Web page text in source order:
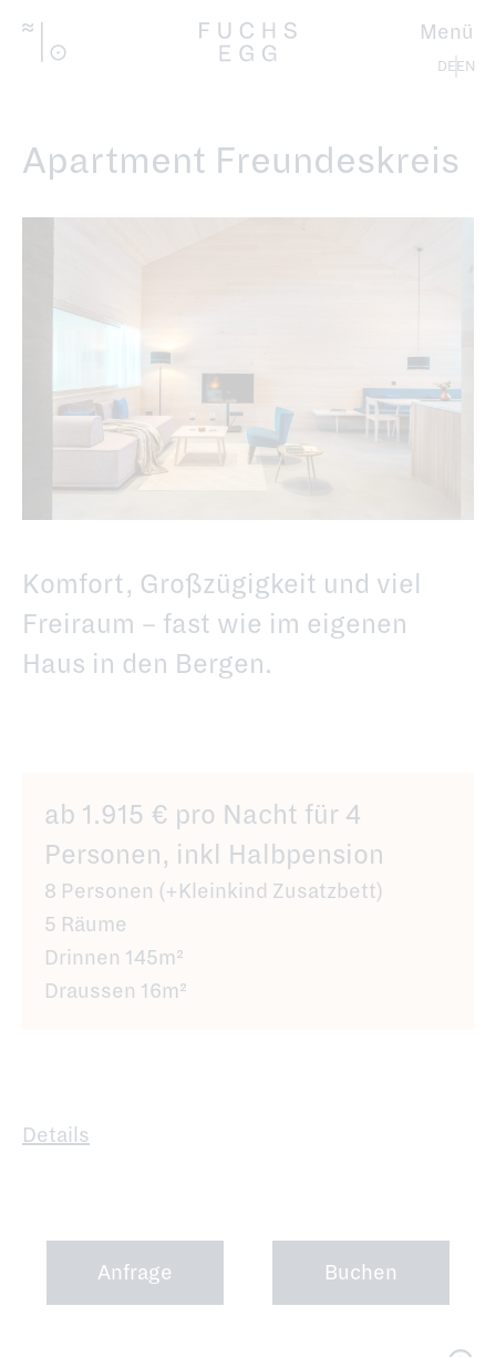
Inhalt
Menü
Apartment Freundeskreis
Komfort, Großzügigkeit und viel
Freiraum – fast wie im eigenen
Haus in den Bergen.
ab 1.915 € pro Nacht für 4
Personen, inkl Halbpension
8 Personen (+Kleinkind Zusatzbett)
5 Räume
Drinnen 145m²
Draussen 16m²
Details
Anfrage Buchen